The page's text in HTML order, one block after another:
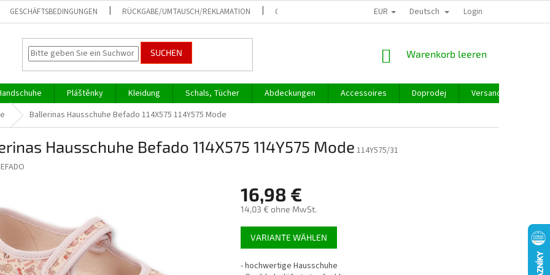
GESCHÄFTSBEDINGUNGEN RÜCKGABE/UMTAUSCH/REKLAMATION GROSSHANDEL EUR Deutsch Login
SUCHEN WARENKORB
Warenkorb leeren
Pláštěnky Kleidung Schals, Tücher Abdeckungen Accessoires Doprodej
Versand und Zahlung
Ballerinas Hausschuhe Befado 114X575 114Y575 Mode
Hausschuhe Befado 114X575 114Y575 Mode 114Y575/31
16,98 €
14,03 € ohne MwSt.
Verkaufspreis:
VARIANTE WÄHLEN
-hochwertige Hausschuhe